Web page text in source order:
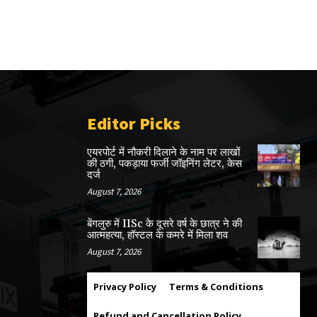
Editor Picks
एयरपोर्ट में नौकरी दिलाने के नाम पर लाखों
की ठगी, पकड़ाया फर्जी जॉइनिंग लेटर, केस
दर्ज
August 7, 2026
बेंगलुरु में IISc के दूसरे वर्ष के छात्र ने की
आत्महत्या, हॉस्टल के कमरे में मिला शव
August 7, 2026
Privacy Policy Terms & Conditions